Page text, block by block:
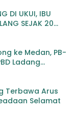
DI UKUI, IBU
SEJAK 20
ke Medan, PB-
Ladang
Terbawa Arus
Selamat